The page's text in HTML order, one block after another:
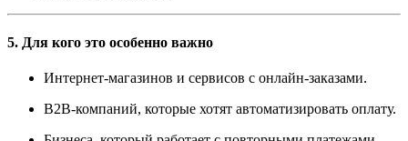
5. Для кого это особенно важно
Интернет-магазинов и сервисов с онлайн-заказами.
B2B-компаний, которые хотят автоматизировать оплату.